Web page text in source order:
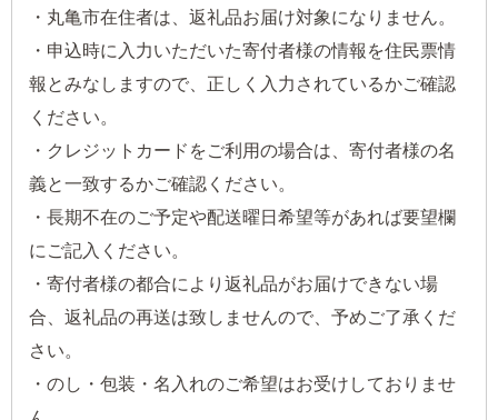
・丸亀市在住者は、返礼品お届け対象になりません。
・申込時に入力いただいた寄付者様の情報を住民票情
報とみなしますので、正しく入力されているかご確認
ください。
・クレジットカードをご利用の場合は、寄付者様の名
義と一致するかご確認ください。
・長期不在のご予定や配送曜日希望等があれば要望欄
にご記入ください。
・寄付者様の都合により返礼品がお届けできない場
合、返礼品の再送は致しませんので、予めご了承くだ
さい。
・のし・包装・名入れのご希望はお受けしておりませ